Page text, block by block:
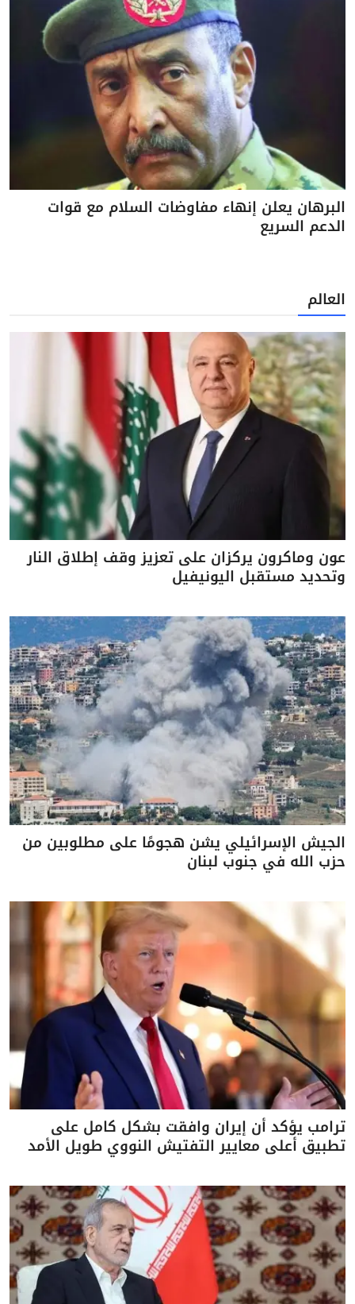
البرهان يعلن إنهاء مفاوضات السلام مع قوات
الدعم السريع
العالم
عون وماكرون يركزان على تعزيز وقف إطلاق النار
وتحديد مستقبل اليونيفيل
الجيش الإسرائيلي يشن هجومًا على مطلوبين من
حزب الله في جنوب لبنان
ترامب يؤكد أن إيران وافقت بشكل كامل على
تطبيق أعلى معايير التفتيش النووي طويل الأمد